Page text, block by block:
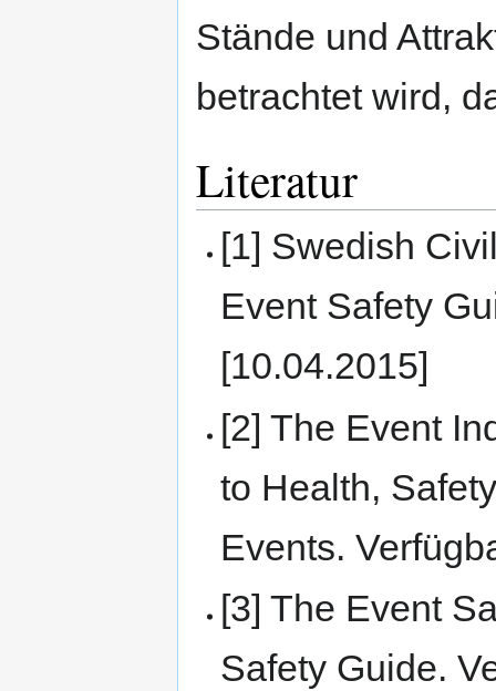
Stände und
betrachtet wird,
Literatur
[1] Swedish
Event Safety
[10.04.2015]
[2] The Event
to Health,
Events.
[3] The Event
Safety Guide.